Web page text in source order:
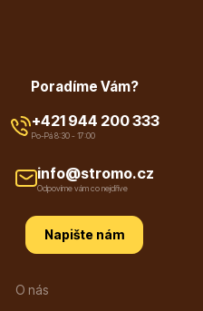
O nás
Poradíme Vám?
+421 944 200 333
Po-Pá 8:30 - 17:00
info@stromo.cz
Odpovíme vám co nejdříve
Napište nám